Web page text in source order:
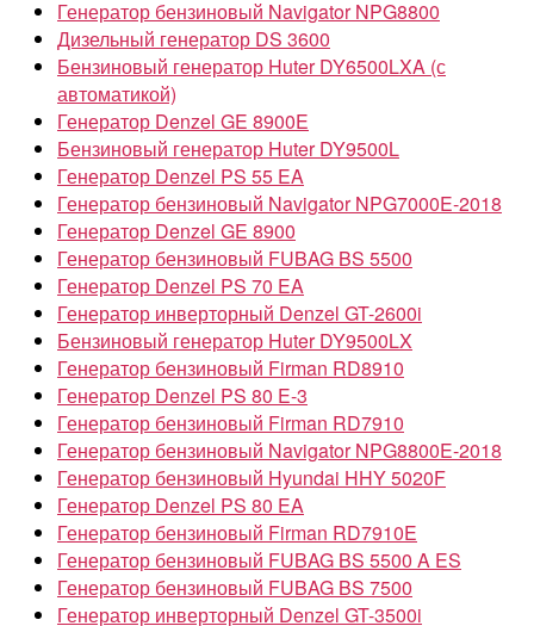
Генератор бензиновый Navigator NPG8800
Дизельный генератор DS 3600
Бензиновый генератор Huter DY6500LXA (с
автоматикой)
Генератор Denzel GE 8900E
Бензиновый генератор Huter DY9500L
Генератор Denzel PS 55 EA
Генератор бензиновый Navigator NPG7000E-2018
Генератор Denzel GE 8900
Генератор бензиновый FUBAG BS 5500
Генератор Denzel PS 70 EA
Генератор инверторный Denzel GT-2600i
Бензиновый генератор Huter DY9500LX
Генератор бензиновый Firman RD8910
Генератор Denzel PS 80 E-3
Генератор бензиновый Firman RD7910
Генератор бензиновый Navigator NPG8800E-2018
Генератор бензиновый Hyundai HHY 5020F
Генератор Denzel PS 80 EA
Генератор бензиновый Firman RD7910E
Генератор бензиновый FUBAG BS 5500 A ES
Генератор бензиновый FUBAG BS 7500
Генератор инверторный Denzel GT-3500i